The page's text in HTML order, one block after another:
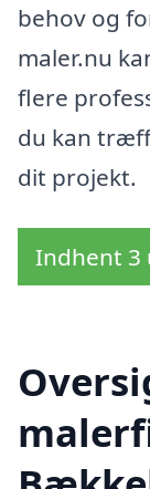
behov og
maler.nu
flere
du kan
dit projekt.
Indhent 3